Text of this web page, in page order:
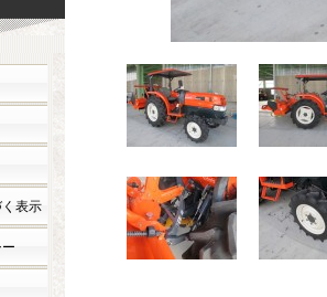
表示